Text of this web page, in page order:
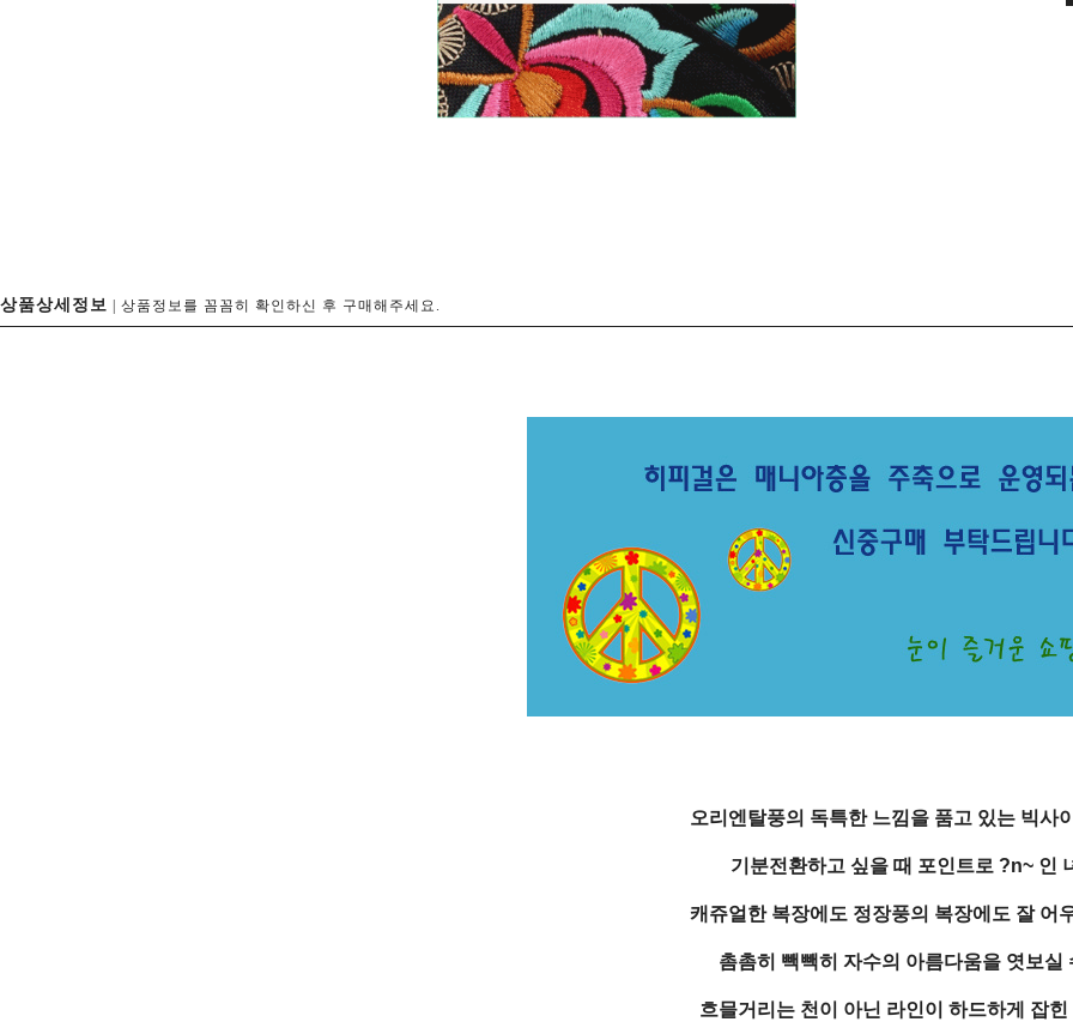
상품상세정보 | 상품정보를 꼼꼼히 확인하신 후 구매해주세요.
오리엔탈풍의 독특한 느낌을 품고 있는 빅사
기분전환하고 싶을 때 포인트로 ?n~ 인
캐쥬얼한 복장에도 정장풍의 복장에도 잘 어
촘촘히 빽빽히 자수의 아름다움을 엿보실
흐믈거리는 천이 아닌 라인이 하드하게 잡